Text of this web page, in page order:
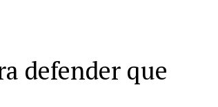
defender que